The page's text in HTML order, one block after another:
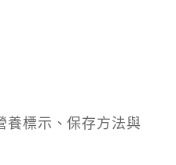
養標示、保存方法與